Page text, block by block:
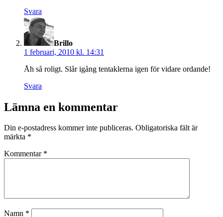
Svara
Brillo
1 februari, 2010 kl. 14:31
Åh så roligt. Slår igång tentaklerna igen för vidare ordande!
Svara
Lämna en kommentar
Din e-postadress kommer inte publiceras. Obligatoriska fält är
märkta *
Kommentar *
Namn *